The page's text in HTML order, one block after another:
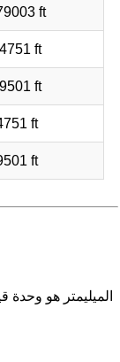
ft
ft
ft
ft
ft
الميليمتر هو